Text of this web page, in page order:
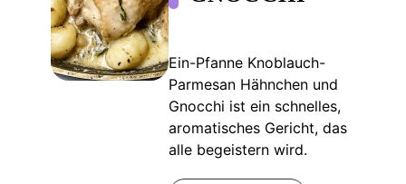
Ein-Pfanne Knoblauch-
Parmesan Hähnchen und
Gnocchi ist ein schnelles,
aromatisches Gericht, das
alle begeistern wird.